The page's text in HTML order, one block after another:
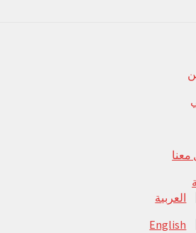
العربية
English